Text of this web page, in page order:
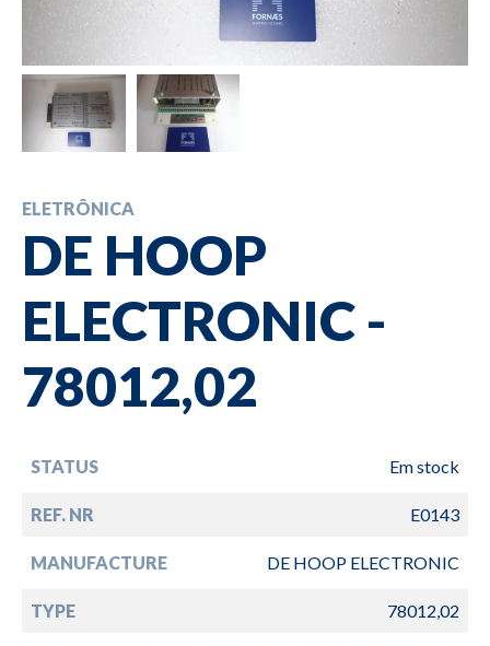
ELETRÔNICA
DE HOOP
ELECTRONIC -
78012,02
STATUS Em stock
REF. NR E0143
MANUFACTURE DE HOOP ELECTRONIC
TYPE 78012,02